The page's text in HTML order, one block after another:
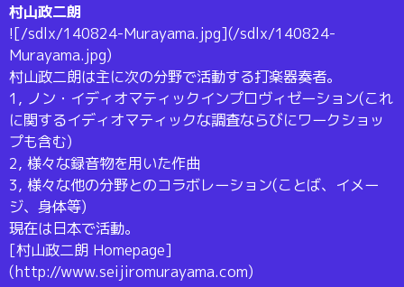
村山政二朗
![/sdlx/140824-Murayama.jpg](/sdlx/140824-
Murayama.jpg)
村山政二朗は主に次の分野で活動する打楽器奏者。
1, ノン・イディオマティックインプロヴィゼーション(これ
に関するイディオマティックな調査ならびにワークショッ
プも含む)
2, 様々な録音物を用いた作曲
3, 様々な他の分野とのコラボレーション(ことば、イメー
ジ、身体等)
現在は日本で活動。
[村山政二朗 Homepage]
(http://www.seijiromurayama.com)